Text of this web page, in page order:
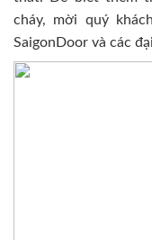
cháy, mời quý
SaigonDoor và các